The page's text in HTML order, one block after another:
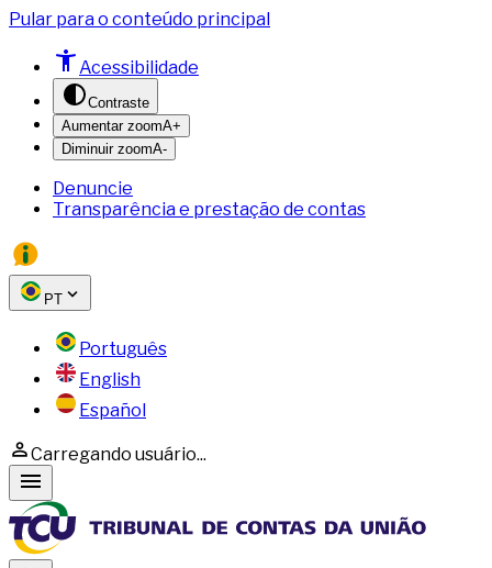
Pular para o conteúdo principal
Acessibilidade
Contraste
Aumentar zoomA+
Diminuir zoomA-
Denuncie
Transparência e prestação de contas
PT
Português
English
Español
Carregando usuário...